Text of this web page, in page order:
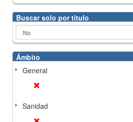
Buscar solo por título
Ámbito
General
Sanidad